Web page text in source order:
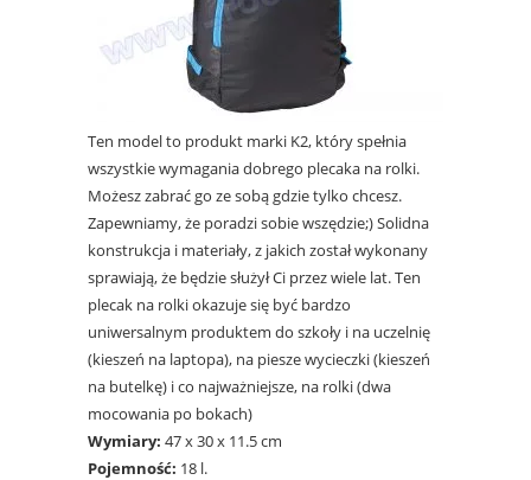
Ten model to produkt marki K2, który spełnia
wszystkie wymagania dobrego plecaka na rolki.
Możesz zabrać go ze sobą gdzie tylko chcesz.
Zapewniamy, że poradzi sobie wszędzie;) Solidna
konstrukcja i materiały, z jakich został wykonany
sprawiają, że będzie służył Ci przez wiele lat. Ten
plecak na rolki okazuje się być bardzo
uniwersalnym produktem do szkoły i na uczelnię
(kieszeń na laptopa), na piesze wycieczki (kieszeń
na butelkę) i co najważniejsze, na rolki (dwa
mocowania po bokach)
Wymiary: 47 x 30 x 11.5 cm
Pojemność: 18 l.